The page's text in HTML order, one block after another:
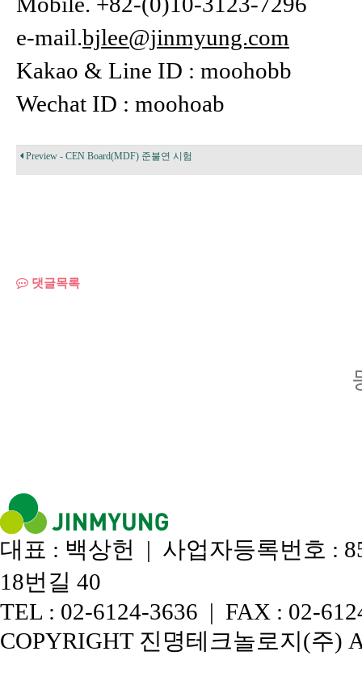
e-mail.bjlee@jinmyung.com
Kakao & Line ID : moohobb
Wechat ID : moohoab
Preview - CEN Board(MDF) 준불연 시험
댓글목록
대표 : 백상헌 | 사업자등록번호 :
18번길 40
TEL : 02-6124-3636 | FAX : 02-
COPYRIGHT 진명테크놀로지(주)